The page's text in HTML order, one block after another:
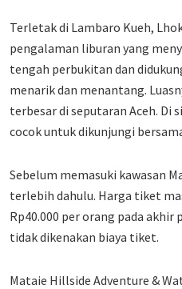
Terletak di Lambaro Kueh,
pengalaman liburan yang
tengah perbukitan dan
menarik dan menantang.
terbesar di seputaran Aceh. Di
cocok untuk dikunjungi
Sebelum memasuki kawasan
terlebih dahulu. Harga tiket
Rp40.000 per orang pada
tidak dikenakan biaya tiket.
Mataie Hillside Adventure &